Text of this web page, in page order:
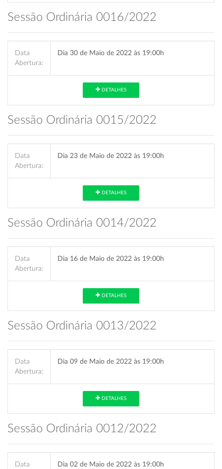
Sessão Ordinária 0016/2022
Data
Abertura:
Dia 30 de Maio de 2022 às 19:00h
DETALHES
Sessão Ordinária 0015/2022
Data
Abertura:
Dia 23 de Maio de 2022 às 19:00h
DETALHES
Sessão Ordinária 0014/2022
Data
Abertura:
Dia 16 de Maio de 2022 às 19:00h
DETALHES
Sessão Ordinária 0013/2022
Data
Abertura:
Dia 09 de Maio de 2022 às 19:00h
DETALHES
Sessão Ordinária 0012/2022
Data
Dia 02 de Maio de 2022 às 19:00h